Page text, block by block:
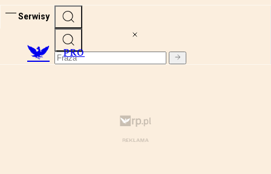
Serwisy
PRO